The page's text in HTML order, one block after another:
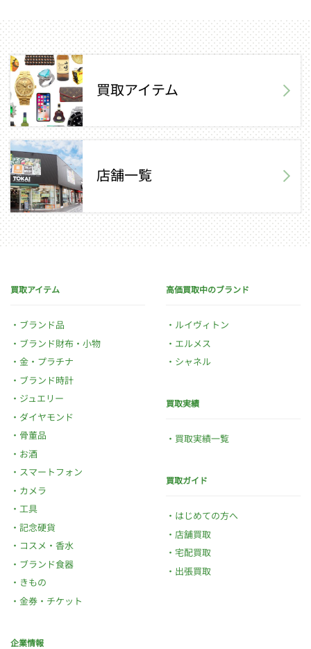
買取アイテム
店舗一覧
買取アイテム
ブランド品
ブランド財布・小物
金・プラチナ
ブランド時計
ジュエリー
ダイヤモンド
骨董品
お酒
スマートフォン
カメラ
工具
記念硬貨
コスメ・香水
ブランド食器
きもの
金券・チケット
高価買取中のブランド
ルイヴィトン
エルメス
シャネル
買取実績
買取実績一覧
買取ガイド
はじめての方へ
店舗買取
宅配買取
出張買取
企業情報